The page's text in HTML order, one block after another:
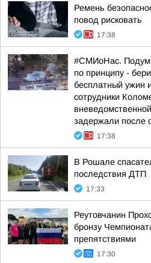
Ремень
повод рисковать
17:38
#СМИоНас.
по принципу -
бесплатный ужин
сотрудники
задержали после
17:38
В Рошале
последствия ДТП
17:33
Реутовчанин
бронзу
препятствиями
17:30